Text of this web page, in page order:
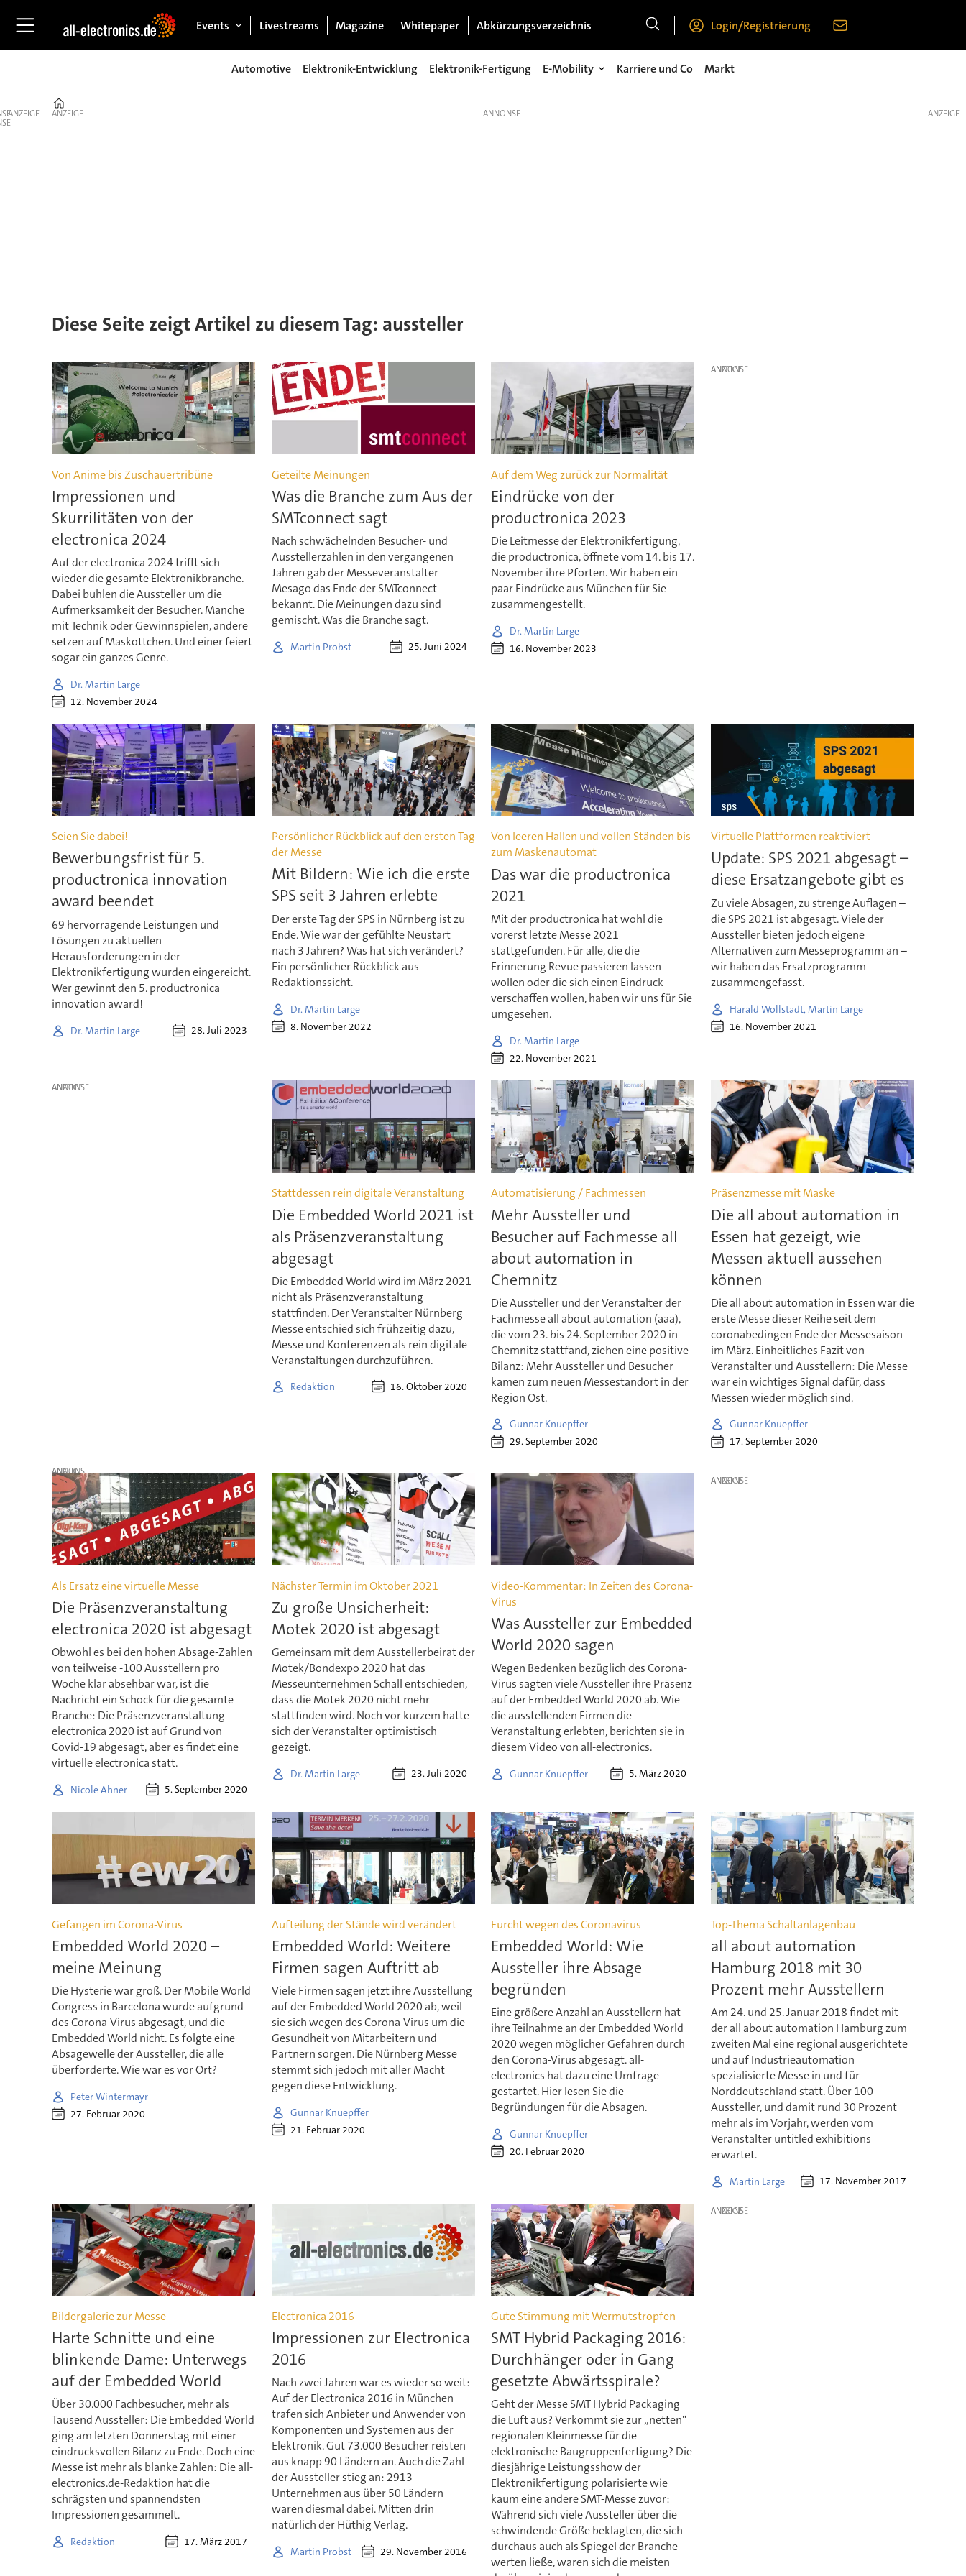
Events Livestreams Magazine Whitepaper Abkürzungsverzeichnis Login/Registrierung
Automotive Elektronik-Entwicklung Elektronik-Fertigung E-Mobility Karriere und Co Markt
ANZEIGE ANZEIGE
Diese Seite zeigt Artikel zu diesem Tag: aussteller
Von Anime bis Zuschauertribüne
Impressionen und
Skurrilitäten von der
electronica 2024
Auf der electronica 2024 trifft sich
wieder die gesamte Elektronikbranche.
Dabei buhlen die Aussteller um die
Aufmerksamkeit der Besucher. Manche
mit Technik oder Gewinnspielen, andere
setzen auf Maskottchen. Und einer feiert
sogar ein ganzes Genre.
Dr. Martin Large
12. November 2024
Geteilte Meinungen
Was die Branche zum Aus der
SMTconnect sagt
Nach schwächelnden Besucher- und
Ausstellerzahlen in den vergangenen
Jahren gab der Messeveranstalter
Mesago das Ende der SMTconnect
bekannt. Die Meinungen dazu sind
gemischt. Was die Branche sagt.
Martin Probst 25. Juni 2024
Auf dem Weg zurück zur Normalität
Eindrücke von der
productronica 2023
Die Leitmesse der Elektronikfertigung,
die productronica, öffnete vom 14. bis 17.
November ihre Pforten. Wir haben ein
paar Eindrücke aus München für Sie
zusammengestellt.
Dr. Martin Large
16. November 2023
ANZEIGE
Seien Sie dabei!
Bewerbungsfrist für 5.
productronica innovation
award beendet
69 hervorragende Leistungen und
Lösungen zu aktuellen
Herausforderungen in der
Elektronikfertigung wurden eingereicht.
Wer gewinnt den 5. productronica
innovation award!
Dr. Martin Large 28. Juli 2023
Persönlicher Rückblick auf den ersten Tag
der Messe
Mit Bildern: Wie ich die erste
SPS seit 3 Jahren erlebte
Der erste Tag der SPS in Nürnberg ist zu
Ende. Wie war der gefühlte Neustart
nach 3 Jahren? Was hat sich verändert?
Ein persönlicher Rückblick aus
Redaktionssicht.
Dr. Martin Large
8. November 2022
Von leeren Hallen und vollen Ständen bis
zum Maskenautomat
Das war die productronica
2021
Mit der productronica hat wohl die
vorerst letzte Messe 2021
stattgefunden. Für alle, die die
Erinnerung Revue passieren lassen
wollen oder die sich einen Eindruck
verschaffen wollen, haben wir uns für Sie
umgesehen.
Dr. Martin Large
22. November 2021
Virtuelle Plattformen reaktiviert
Update: SPS 2021 abgesagt –
diese Ersatzangebote gibt es
Zu viele Absagen, zu strenge Auflagen –
die SPS 2021 ist abgesagt. Viele der
Aussteller bieten jedoch eigene
Alternativen zum Messeprogramm an –
wir haben das Ersatzprogramm
zusammengefasst.
Harald Wollstadt, Martin Large
16. November 2021
ANZEIGE
Stattdessen rein digitale Veranstaltung
Die Embedded World 2021 ist
als Präsenzveranstaltung
abgesagt
Die Embedded World wird im März 2021
nicht als Präsenzveranstaltung
stattfinden. Der Veranstalter Nürnberg
Messe entschied sich frühzeitig dazu,
Messe und Konferenzen als rein digitale
Veranstaltungen durchzuführen.
Redaktion 16. Oktober 2020
Automatisierung / Fachmessen
Mehr Aussteller und
Besucher auf Fachmesse all
about automation in
Chemnitz
Die Aussteller und der Veranstalter der
Fachmesse all about automation (aaa),
die vom 23. bis 24. September 2020 in
Chemnitz stattfand, ziehen eine positive
Bilanz: Mehr Aussteller und Besucher
kamen zum neuen Messestandort in der
Region Ost.
Gunnar Knuepffer
29. September 2020
Präsenzmesse mit Maske
Die all about automation in
Essen hat gezeigt, wie
Messen aktuell aussehen
können
Die all about automation in Essen war die
erste Messe dieser Reihe seit dem
coronabedingen Ende der Messesaison
im März. Einheitliches Fazit von
Veranstalter und Ausstellern: Die Messe
war ein wichtiges Signal dafür, dass
Messen wieder möglich sind.
Gunnar Knuepffer
17. September 2020
ANZEIGE
Als Ersatz eine virtuelle Messe
Die Präsenzveranstaltung
electronica 2020 ist abgesagt
Obwohl es bei den hohen Absage-Zahlen
von teilweise -100 Ausstellern pro
Woche klar absehbar war, ist die
Nachricht ein Schock für die gesamte
Branche: Die Präsenzveranstaltung
electronica 2020 ist auf Grund von
Covid-19 abgesagt, aber es findet eine
virtuelle electronica statt.
Nicole Ahner 5. September 2020
Nächster Termin im Oktober 2021
Zu große Unsicherheit:
Motek 2020 ist abgesagt
Gemeinsam mit dem Ausstellerbeirat der
Motek/Bondexpo 2020 hat das
Messeunternehmen Schall entschieden,
dass die Motek 2020 nicht mehr
stattfinden wird. Noch vor kurzem hatte
sich der Veranstalter optimistisch
gezeigt.
Dr. Martin Large 23. Juli 2020
Video-Kommentar: In Zeiten des Corona-
Virus
Was Aussteller zur Embedded
World 2020 sagen
Wegen Bedenken bezüglich des Corona-
Virus sagten viele Aussteller ihre Präsenz
auf der Embedded World 2020 ab. Wie
die ausstellenden Firmen die
Veranstaltung erlebten, berichten sie in
diesem Video von all-electronics.
Gunnar Knuepffer 5. März 2020
ANZEIGE
Gefangen im Corona-Virus
Embedded World 2020 –
meine Meinung
Die Hysterie war groß. Der Mobile World
Congress in Barcelona wurde aufgrund
des Corona-Virus abgesagt, und die
Embedded World nicht. Es folgte eine
Absagewelle der Aussteller, die alle
überforderte. Wie war es vor Ort?
Peter Wintermayr
27. Februar 2020
Aufteilung der Stände wird verändert
Embedded World: Weitere
Firmen sagen Auftritt ab
Viele Firmen sagen jetzt ihre Ausstellung
auf der Embedded World 2020 ab, weil
sie sich wegen des Corona-Virus um die
Gesundheit von Mitarbeitern und
Partnern sorgen. Die Nürnberg Messe
stemmt sich jedoch mit aller Macht
gegen diese Entwicklung.
Gunnar Knuepffer
21. Februar 2020
Furcht wegen des Coronavirus
Embedded World: Wie
Aussteller ihre Absage
begründen
Eine größere Anzahl an Ausstellern hat
ihre Teilnahme an der Embedded World
2020 wegen möglicher Gefahren durch
den Corona-Virus abgesagt. all-
electronics hat dazu eine Umfrage
gestartet. Hier lesen Sie die
Begründungen für die Absagen.
Gunnar Knuepffer
20. Februar 2020
Top-Thema Schaltanlagenbau
all about automation
Hamburg 2018 mit 30
Prozent mehr Ausstellern
Am 24. und 25. Januar 2018 findet mit
der all about automation Hamburg zum
zweiten Mal eine regional ausgerichtete
und auf Industrieautomation
spezialisierte Messe in und für
Norddeutschland statt. Über 100
Aussteller, und damit rund 30 Prozent
mehr als im Vorjahr, werden vom
Veranstalter untitled exhibitions
erwartet.
Martin Large 17. November 2017
Bildergalerie zur Messe
Harte Schnitte und eine
blinkende Dame: Unterwegs
auf der Embedded World
Über 30.000 Fachbesucher, mehr als
Tausend Aussteller: Die Embedded World
ging am letzten Donnerstag mit einer
eindrucksvollen Bilanz zu Ende. Doch eine
Messe ist mehr als blanke Zahlen: Die all-
electronics.de-Redaktion hat die
schrägsten und spannendsten
Impressionen gesammelt.
Redaktion 17. März 2017
Electronica 2016
Impressionen zur Electronica
2016
Nach zwei Jahren war es wieder so weit:
Auf der Electronica 2016 in München
trafen sich Anbieter und Anwender von
Komponenten und Systemen aus der
Elektronik. Gut 73.000 Besucher reisten
aus knapp 90 Ländern an. Auch die Zahl
der Aussteller stieg an: 2913
Unternehmen aus über 50 Ländern
waren diesmal dabei. Mitten drin
natürlich der Hüthig Verlag.
Martin Probst 29. November 2016
Gute Stimmung mit Wermutstropfen
SMT Hybrid Packaging 2016:
Durchhänger oder in Gang
gesetzte Abwärtsspirale?
Geht der Messe SMT Hybrid Packaging
die Luft aus? Verkommt sie zur „netten“
regionalen Kleinmesse für die
elektronische Baugruppenfertigung? Die
diesjährige Leistungsshow der
Elektronikfertigung polarisierte wie
kaum eine andere SMT-Messe zuvor:
Während sich viele Aussteller über die
schwindende Größe beklagten, die sich
durchaus auch als Spiegel der Branche
werten ließe, waren sich die meisten
ANZEIGE
ANZEIGE